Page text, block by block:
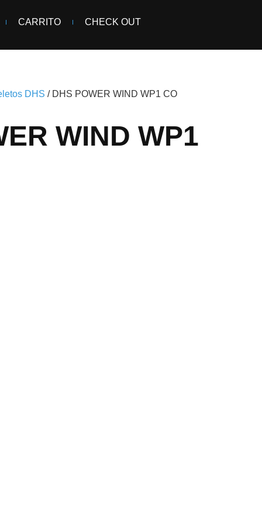
CARRITO CHECK OUT
DHS / DHS POWER WIND WP1 CO
WIND WP1